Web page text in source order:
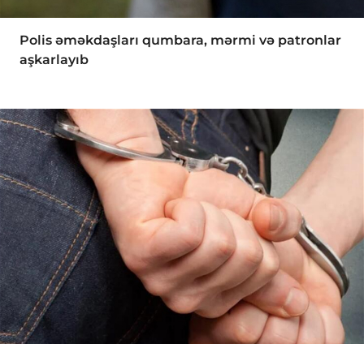
Polis əməkdaşları qumbara, mərmi və patronlar
aşkarlayıb